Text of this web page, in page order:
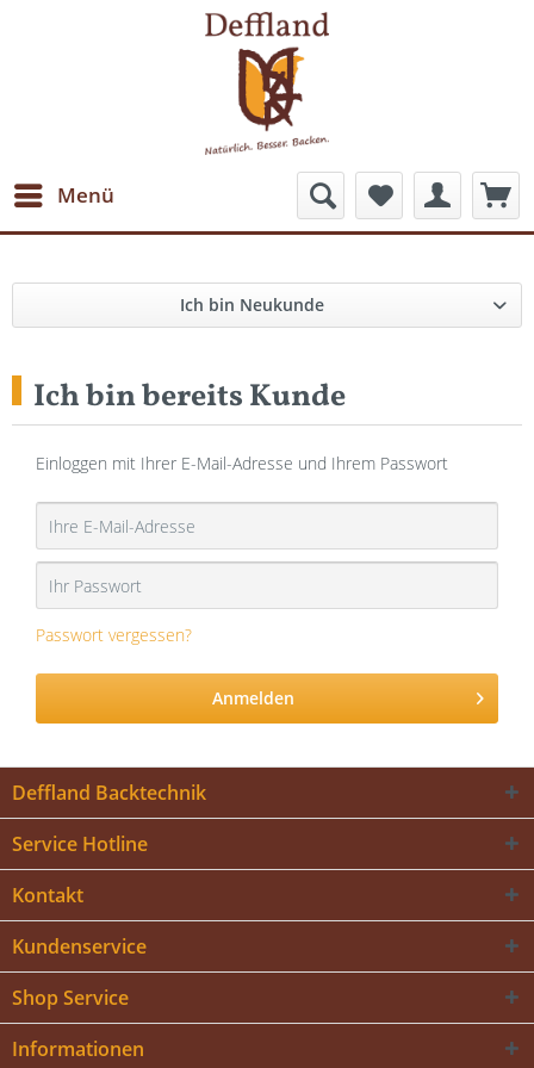
Menü
Ich bin Neukunde
Ich bin bereits Kunde
Einloggen mit Ihrer E-Mail-Adresse und Ihrem Passwort
Passwort vergessen?
Anmelden
Deffland Backtechnik
Service Hotline
Kontakt
Kundenservice
Shop Service
Informationen